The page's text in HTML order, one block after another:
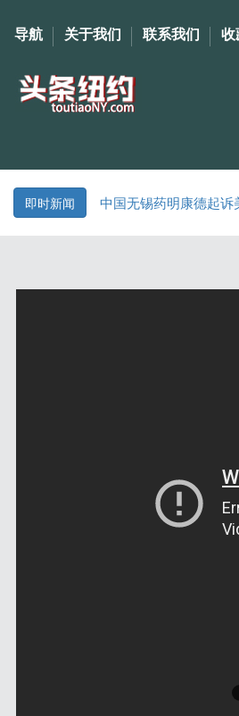
导航 关于我们 联系我们 收
即时新闻 中国无锡药明康德起